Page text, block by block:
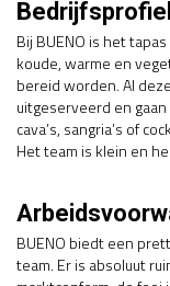
Bedrijfsprofiel
Bij BUENO is het
koude, warme en
bereid worden. Al
uitgeserveerd en
cava’s, sangria’s of
Het team is klein en
BUENO biedt een
team. Er is absoluut